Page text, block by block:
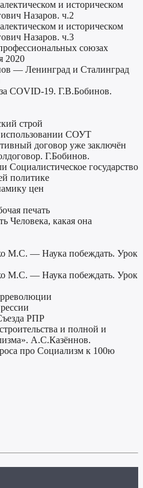
и историческом
Назаров. ч.2
и историческом
Назаров. ч.3
союзах
2020
— Ленинград и Сталинград
COVID-19. Г.В.Бобинов.
строй
СОУТ
договор уже заключён
Г.Бобинов.
государство
политике
цен
печать
какая она
М.C. — Наука побеждать. Урок
М.C. — Наука побеждать. Урок
РПР
и полной и
А.С.Казённов.
про Социализм к 100ю